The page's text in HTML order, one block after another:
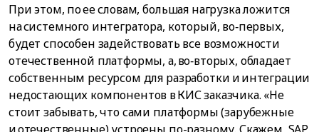
При этом, по ее словам, большая нагрузка ложится
на системного интегратора, который, во‑первых,
будет способен задействовать все возможности
отечественной платформы, а, во‑вторых, обладает
собственным ресурсом для разработки и интеграции
недостающих компонентов в КИС заказчика. «Не
стоит забывать, что сами платформы (зарубежные